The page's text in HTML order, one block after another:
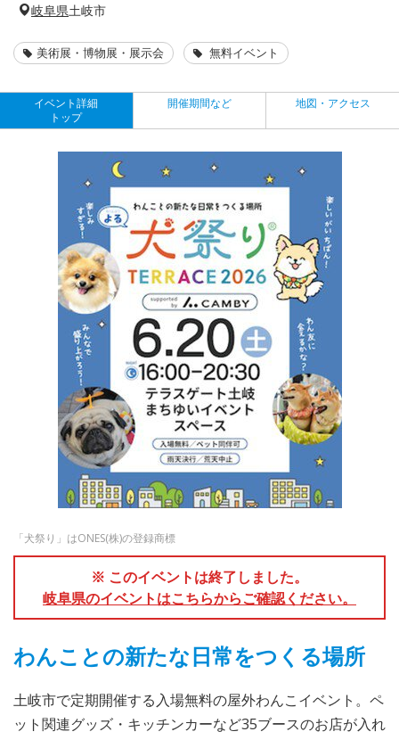
岐阜県土岐市
美術展・博物展・展示会 無料イベント
イベント詳細
トップ
開催期間など 地図・アクセス
「犬祭り」はONES(株)の登録商標
※ このイベントは終了しました。
岐阜県のイベントはこちらからご確認ください。
わんことの新たな日常をつくる場所
土岐市で定期開催する入場無料の屋外わんこイベント。ペ
ット関連グッズ・キッチンカーなど35ブースのお店が入れ